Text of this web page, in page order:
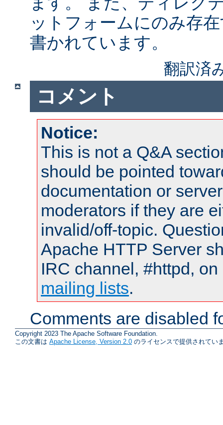
ットフォームにのみ存
書かれています。
翻訳済
コメント
Notice:
This is not a Q&A
should be pointed
documentation or
moderators if they are
invalid/off-topic.
Apache HTTP Server
IRC channel, #httpd,
mailing lists.
Comments are disabled
Copyright 2023 The Apache Software Foundation.
この文書は Apache License, Version 2.0 のライセンスで提供されてい